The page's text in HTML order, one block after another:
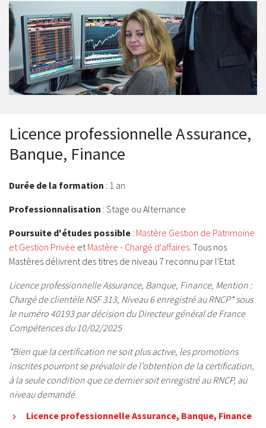
Licence professionnelle Assurance,
Banque, Finance
Durée de la formation : 1 an
Professionnalisation : Stage ou Alternance
Poursuite d'études possible : Mastère Gestion de Patrimoine
et Gestion Privée et Mastère - Chargé d'affaires . Tous nos
Mastères délivrent des titres de niveau 7 reconnu par l'Etat
Licence professionnelle Assurance, Banque, Finance, Mention :
Chargé de clientèle NSF 313, Niveau 6 enregistré au RNCP* sous
le numéro 40193 par décision du Directeur général de France
Compétences du 10/02/2025
*Bien que la certification ne soit plus active, les promotions
inscrites pourront se prévaloir de l’obtention de la certification,
à la seule condition que ce dernier soit enregistré au RNCP, au
niveau demandé.
Licence professionnelle Assurance, Banque, Finance